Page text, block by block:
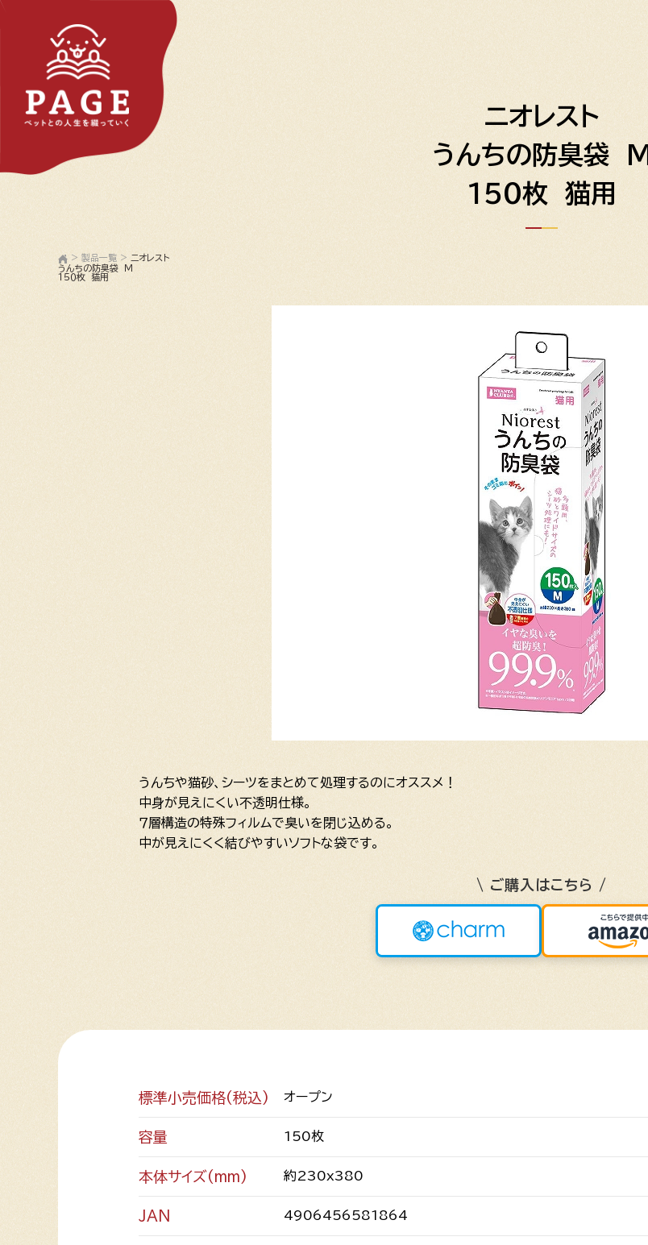
ニオレスト
うんちの防臭袋 Ｍ
１５０枚 猫用
> 製品一覧 > ニオレスト
うんちの防臭袋 Ｍ
１５０枚 猫用
うんちや猫砂、シーツをまとめて処理するのにオススメ！
中身が見えにくい不透明仕様。
７層構造の特殊フィルムで臭いを閉じ込める。
中が見えにくく結びやすいソフトな袋です。
\ ご購入はこちら /
標準小売価格(税込) オープン
容量 150枚
本体サイズ(mm) 約230x380
JAN 4906456581864